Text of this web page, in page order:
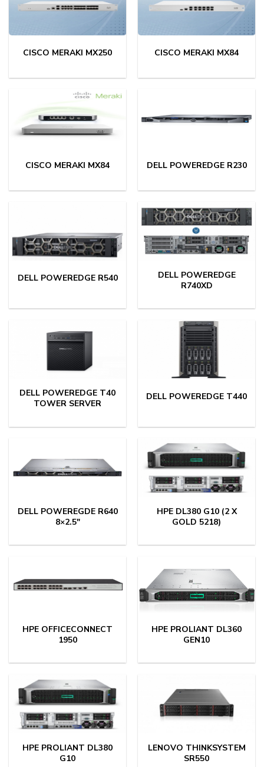
CISCO MERAKI MX250 CISCO MERAKI MX84
CISCO MERAKI MX84 DELL POWEREDGE R230
DELL POWEREDGE R540
DELL POWEREDGE
R740XD
DELL POWEREDGE T40
TOWER SERVER
DELL POWEREDGE T440
DELL POWEREGDE R640
8×2.5″
HPE DL380 G10 (2 X
GOLD 5218)
HPE OFFICECONNECT
1950
HPE PROLIANT DL360
GEN10
HPE PROLIANT DL380
G10
LENOVO THINKSYSTEM
SR550